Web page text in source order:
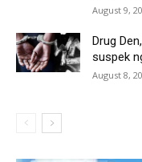
August 9,
Drug
suspek
August 8,